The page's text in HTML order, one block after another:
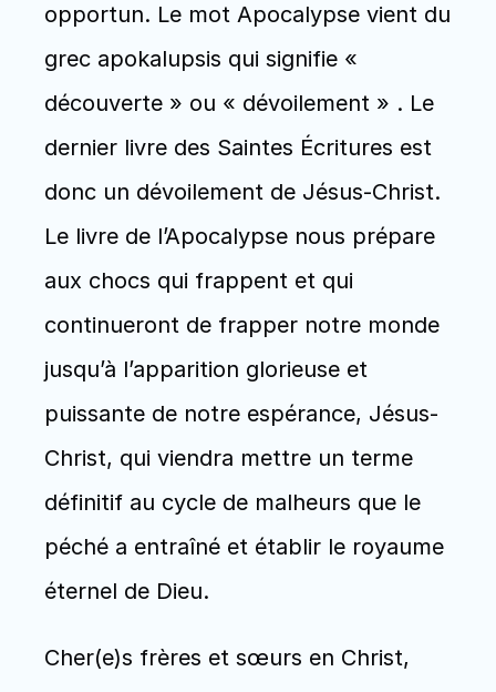
opportun. Le mot Apocalypse vient du
grec apokalupsis qui signifie «
découverte » ou « dévoilement » . Le
dernier livre des Saintes Écritures est
donc un dévoilement de Jésus-Christ.
Le livre de l’Apocalypse nous prépare
aux chocs qui frappent et qui
continueront de frapper notre monde
jusqu’à l’apparition glorieuse et
puissante de notre espérance, Jésus-
Christ, qui viendra mettre un terme
définitif au cycle de malheurs que le
péché a entraîné et établir le royaume
éternel de Dieu.
Cher(e)s frères et sœurs en Christ,